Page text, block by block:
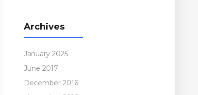
Archives
January 2025
June 2017
December 2016